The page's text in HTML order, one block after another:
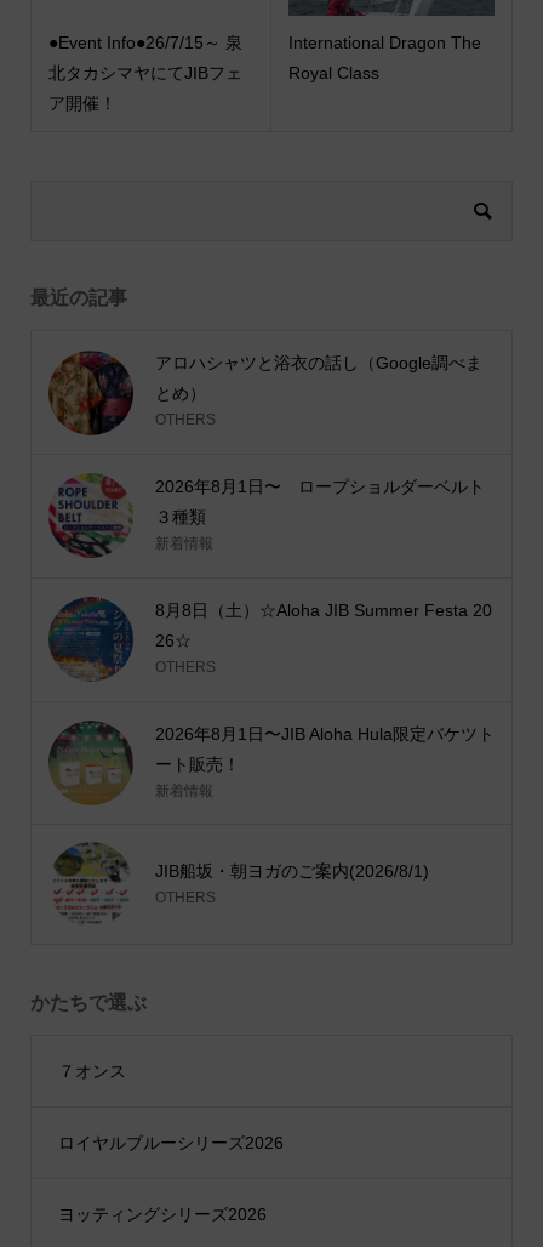
●Event Info●26/7/15～ 泉
北タカシマヤにてJIBフェ
ア開催！
International Dragon The
Royal Class
最近の記事
アロハシャツと浴衣の話し（Google調べま
とめ）
OTHERS
2026年8月1日〜 ロープショルダーベルト
３種類
新着情報
8月8日（土）☆Aloha JIB Summer Festa 20
26☆
OTHERS
2026年8月1日〜JIB Aloha Hula限定バケツト
ート販売！
新着情報
JIB船坂・朝ヨガのご案内(2026/8/1)
OTHERS
かたちで選ぶ
７オンス
ロイヤルブルーシリーズ2026
ヨッティングシリーズ2026